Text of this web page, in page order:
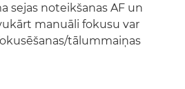
sejas noteikšanas AF un
manuāli fokusu var
tālummaiņas